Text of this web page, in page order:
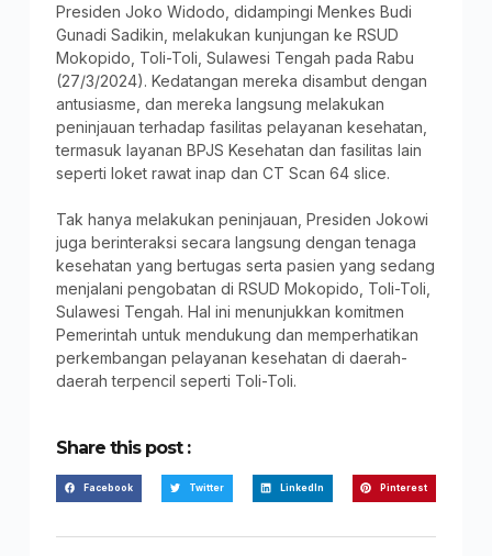
Presiden Joko Widodo, didampingi Menkes Budi
Gunadi Sadikin, melakukan kunjungan ke RSUD
Mokopido, Toli-Toli, Sulawesi Tengah pada Rabu
(27/3/2024). Kedatangan mereka disambut dengan
antusiasme, dan mereka langsung melakukan
peninjauan terhadap fasilitas pelayanan kesehatan,
termasuk layanan BPJS Kesehatan dan fasilitas lain
seperti loket rawat inap dan CT Scan 64 slice.
Tak hanya melakukan peninjauan, Presiden Jokowi
juga berinteraksi secara langsung dengan tenaga
kesehatan yang bertugas serta pasien yang sedang
menjalani pengobatan di RSUD Mokopido, Toli-Toli,
Sulawesi Tengah. Hal ini menunjukkan komitmen
Pemerintah untuk mendukung dan memperhatikan
perkembangan pelayanan kesehatan di daerah-
daerah terpencil seperti Toli-Toli.
Share this post :
Facebook Twitter LinkedIn Pinterest